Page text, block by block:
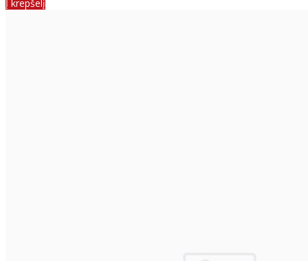
Į krepšelį